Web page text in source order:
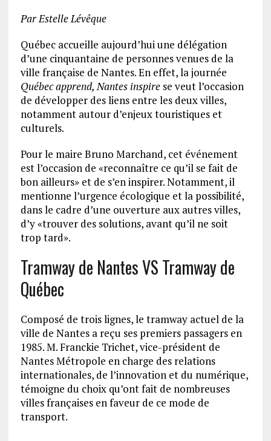
Par Estelle Lévêque
Québec accueille aujourd’hui une délégation
d’une cinquantaine de personnes venues de la
ville française de Nantes. En effet, la journée
Québec apprend, Nantes inspirese veut l’occasion
de développer des liens entre les deux villes,
notamment autour d’enjeux touristiques et
culturels.
Pour le maire Bruno Marchand, cet événement
est l’occasion de «reconnaître ce qu’il se fait de
bon ailleurs» et de s’en inspirer. Notamment, il
mentionne l’urgence écologique et la possibilité,
dans le cadre d’une ouverture aux autres villes,
d’y «trouver des solutions, avant qu’il ne soit
trop tard».
Tramway de Nantes VS Tramway de
Québec
Composé de trois lignes, le tramway actuel de la
ville de Nantes a reçu ses premiers passagers en
1985. M. Franckie Trichet, vice-président de
Nantes Métropole en charge des relations
internationales, de l’innovation et du numérique,
témoigne du choix qu’ont fait de nombreuses
villes françaises en faveur de ce mode de
transport.